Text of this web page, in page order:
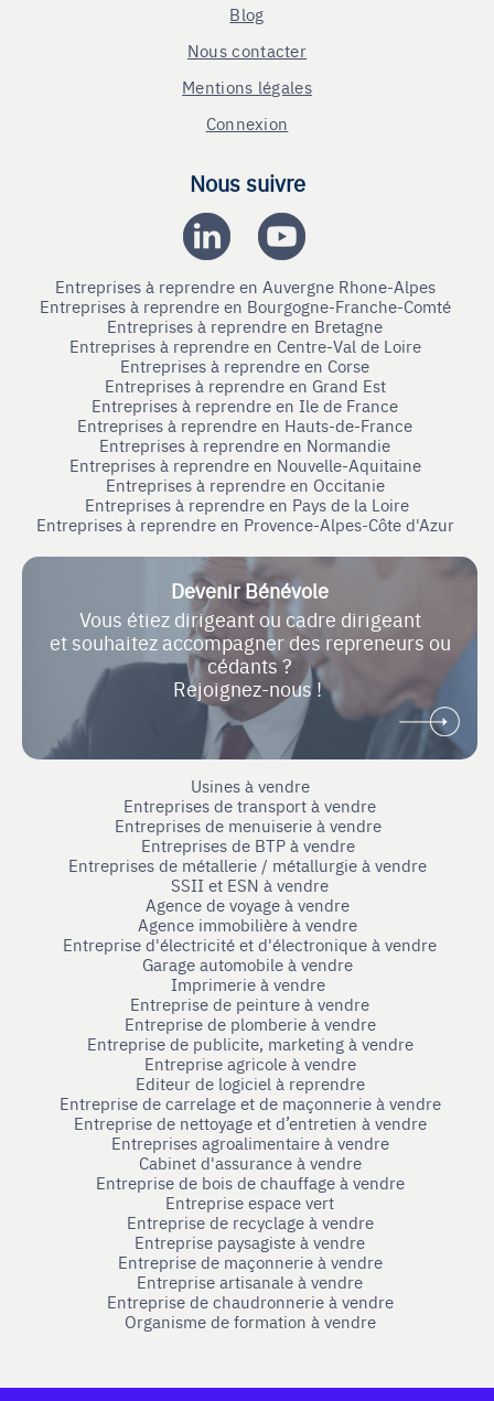
Blog
Nous contacter
Mentions légales
Connexion
Nous suivre
Entreprises à reprendre en Auvergne Rhone-Alpes
Entreprises à reprendre en Bourgogne-Franche-Comté
Entreprises à reprendre en Bretagne
Entreprises à reprendre en Centre-Val de Loire
Entreprises à reprendre en Corse
Entreprises à reprendre en Grand Est
Entreprises à reprendre en Ile de France
Entreprises à reprendre en Hauts-de-France
Entreprises à reprendre en Normandie
Entreprises à reprendre en Nouvelle-Aquitaine
Entreprises à reprendre en Occitanie
Entreprises à reprendre en Pays de la Loire
Entreprises à reprendre en Provence-Alpes-Côte d'Azur
Devenir Bénévole
Vous étiez dirigeant ou cadre dirigeant
et souhaitez accompagner des repreneurs ou
cédants ?
Rejoignez-nous !
Usines à vendre
Entreprises de transport à vendre
Entreprises de menuiserie à vendre
Entreprises de BTP à vendre
Entreprises de métallerie / métallurgie à vendre
SSII et ESN à vendre
Agence de voyage à vendre
Agence immobilière à vendre
Entreprise d'électricité et d'électronique à vendre
Garage automobile à vendre
Imprimerie à vendre
Entreprise de peinture à vendre
Entreprise de plomberie à vendre
Entreprise de publicite, marketing à vendre
Entreprise agricole à vendre
Editeur de logiciel à reprendre
Entreprise de carrelage et de maçonnerie à vendre
Entreprise de nettoyage et d’entretien à vendre
Entreprises agroalimentaire à vendre
Cabinet d'assurance à vendre
Entreprise de bois de chauffage à vendre
Entreprise espace vert
Entreprise de recyclage à vendre
Entreprise paysagiste à vendre
Entreprise de maçonnerie à vendre
Entreprise artisanale à vendre
Entreprise de chaudronnerie à vendre
Organisme de formation à vendre